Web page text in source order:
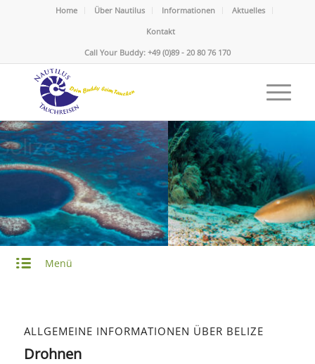
Home Über Nautilus Informationen
Aktuelles
Kontakt
Call Your Buddy: +49 (0)89 - 20 80 76 170
Belize
Karibik
Menü
ALLGEMEINE INFORMATIONEN ÜBER BELIZE
Drohnen